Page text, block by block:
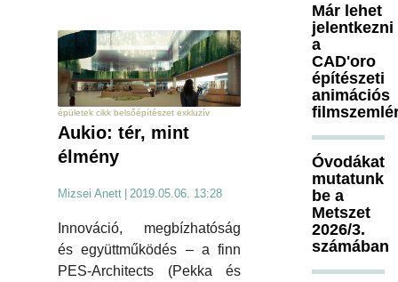
épületek cikk belsőépítészet exkluzív
Aukio: tér, mint
élmény
Mizsei Anett 2019.05.06. 13:28
Innováció, megbízhatóság
és együttműködés – a finn
PES-Architects (Pekka és
Már lehet
jelentkezni
a
CAD'oro
építészeti
animációs
Óvodákat
mutatunk
be a
Metszet
2026/3.
számában